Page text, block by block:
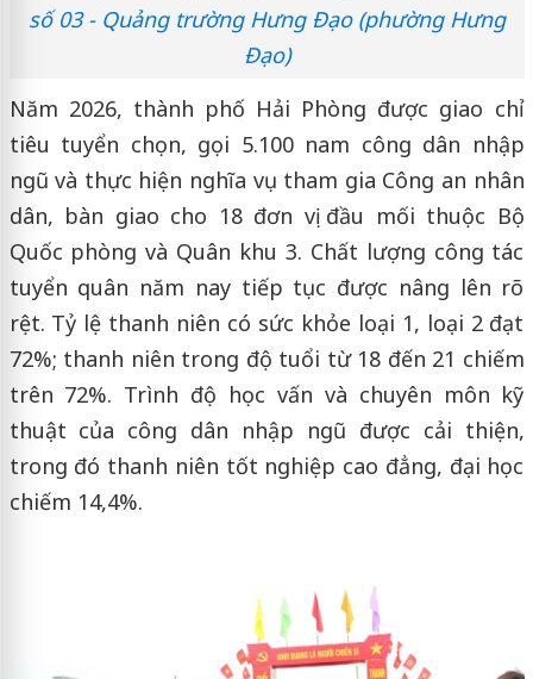
số 03 - Quảng trường Hưng Đạo (phường Hưng
Đạo)
Năm 2026, thành phố Hải Phòng được giao chỉ
tiêu tuyển chọn, gọi 5.100 nam công dân nhập
ngũ và thực hiện nghĩa vụ tham gia Công an nhân
dân, bàn giao cho 18 đơn vị đầu mối thuộc Bộ
Quốc phòng và Quân khu 3. Chất lượng công tác
tuyển quân năm nay tiếp tục được nâng lên rõ
rệt. Tỷ lệ thanh niên có sức khỏe loại 1, loại 2 đạt
72%; thanh niên trong độ tuổi từ 18 đến 21 chiếm
trên 72%. Trình độ học vấn và chuyên môn kỹ
thuật của công dân nhập ngũ được cải thiện,
trong đó thanh niên tốt nghiệp cao đẳng, đại học
chiếm 14,4%.